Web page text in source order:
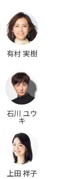
有村 実樹
石川 ユウ
キ
上田 祥子